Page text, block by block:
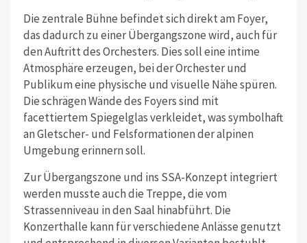
Die zentrale Bühne befindet sich direkt am Foyer,
das dadurch zu einer Übergangszone wird, auch für
den Auftritt des Orchesters. Dies soll eine intime
Atmosphäre erzeugen, bei der Orchester und
Publikum eine physische und visuelle Nähe spüren.
Die schrägen Wände des Foyers sind mit
facettiertem Spiegelglas verkleidet, was symbolhaft
an Gletscher- und Felsformationen der alpinen
Umgebung erinnern soll.
Zur Übergangszone und ins SSA-Konzept integriert
werden musste auch die Treppe, die vom
Strassenniveau in den Saal hinabführt. Die
Konzerthalle kann für verschiedene Anlässe genutzt